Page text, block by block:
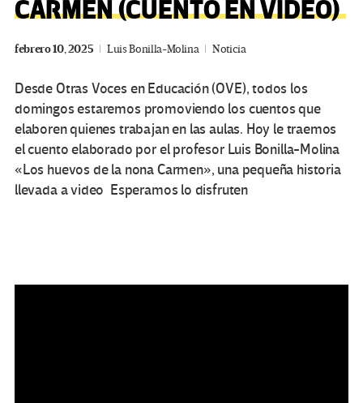
CARMEN (CUENTO EN VIDEO)
febrero 10, 2025 Luis Bonilla-Molina Noticia
Desde Otras Voces en Educación (OVE), todos los
domingos estaremos promoviendo los cuentos que
elaboren quienes trabajan en las aulas. Hoy le traemos
el cuento elaborado por el profesor Luis Bonilla-Molina
«Los huevos de la nona Carmen», una pequeña historia
llevada a video Esperamos lo disfruten